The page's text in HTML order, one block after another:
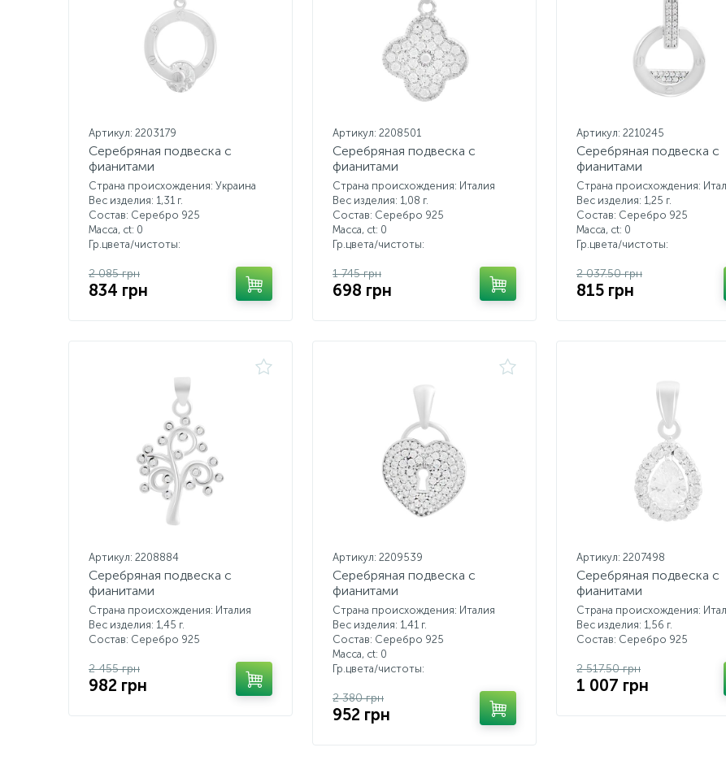
Артикул: 2203179
Серебряная подвеска с
фианитами
Страна происхождения: Украина
Вес изделия: 1,31 г.
Состав: Серебро 925
Масса, ct: 0
Гр.цвета/чистоты:
2 085 грн
834 грн
Артикул: 2208501
Серебряная подвеска с
фианитами
Страна происхождения: Италия
Вес изделия: 1,08 г.
Состав: Серебро 925
Масса, ct: 0
Гр.цвета/чистоты:
1 745 грн
698 грн
Артикул: 2210245
Серебряная подвеска с
фианитами
Страна происхождения:
Вес изделия: 1,25 г.
Состав: Серебро 925
Масса, ct: 0
Гр.цвета/чистоты:
2 037.50 грн
815 грн
Артикул: 2208884
Серебряная подвеска с
фианитами
Страна происхождения: Италия
Вес изделия: 1,45 г.
Состав: Серебро 925
2 455 грн
982 грн
Артикул: 2209539
Серебряная подвеска с
фианитами
Страна происхождения: Италия
Вес изделия: 1,41 г.
Состав: Серебро 925
Масса, ct: 0
Гр.цвета/чистоты:
2 380 грн
952 грн
Артикул: 2207498
Серебряная подвеска с
фианитами
Страна происхождения:
Вес изделия: 1,56 г.
Состав: Серебро 925
2 517.50 грн
1 007 грн